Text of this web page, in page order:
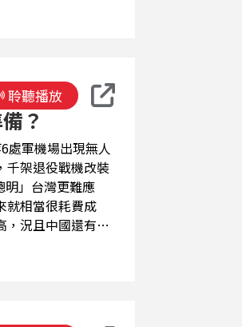
？
處軍機場出現無人
千架退役戰機改裝
明」台灣更難應
就相當很耗費成
，況且中國還有各
聆聽播放